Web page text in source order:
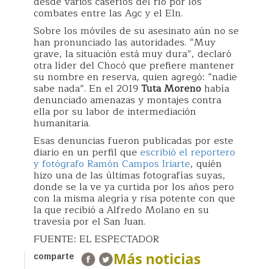
combates entre las Agc y el Eln.
Sobre los móviles de su asesinato aún no se
han pronunciado las autoridades. “Muy
grave, la situación está muy dura”, declaró
otra líder del Chocó que prefiere mantener
su nombre en reserva, quien agregó: “nadie
sabe nada”. En el 2019 Tuta Morenohabía
denunciado amenazas y montajes contra
ella por su labor de intermediación
humanitaria.
Esas denuncias fueron publicadas por este
diario en un perfil que escribió el reportero
y fotógrafo Ramón Campos Iriarte, quién
hizo una de las últimas fotografías suyas,
donde se la ve ya curtida por los años pero
con la misma alegría y risa potente con que
la que recibió a Alfredo Molano en su
travesía por el San Juan.
FUENTE: EL ESPECTADOR
comparte Más noticias